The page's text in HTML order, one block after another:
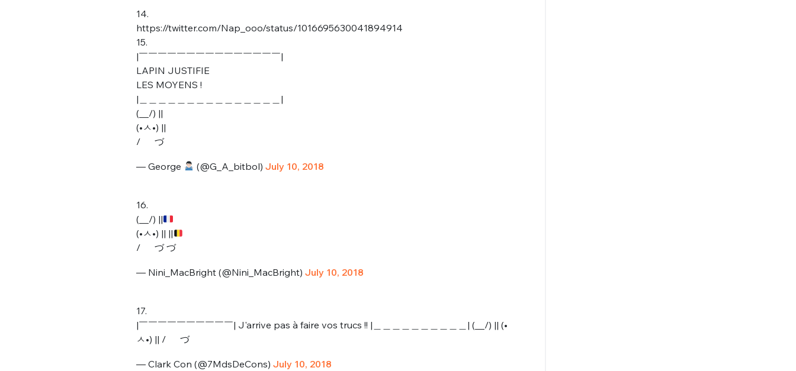
14.
https://twitter.com/Nap_ooo/status/1016695630041894914
15.
|￣￣￣￣￣￣￣￣￣￣￣￣￣￣￣|
LAPIN JUSTIFIE
LES MOYENS !
|＿＿＿＿＿＿＿＿＿＿＿＿＿＿＿|
(__/) ||
(•ㅅ•) ||
/ づ
— George (@G_A_bitbol) July 10, 2018
16.
(__/) ||
(•ㅅ•) || ||
/ づ づ
— Nini_MacBright (@Nini_MacBright) July 10, 2018
17.
|￣￣￣￣￣￣￣￣￣￣| J'arrive pas à faire vos trucs !! |＿＿＿＿＿＿＿＿＿＿| (__/) || (•
ㅅ•) || / づ
— Clark Con (@7MdsDeCons) July 10, 2018
ME CONNECTER